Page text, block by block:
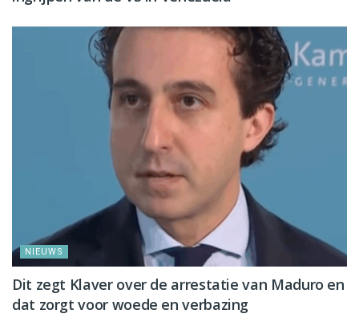
NIEUWS
Dit zegt Klaver over de arrestatie van Maduro en
dat zorgt voor woede en verbazing